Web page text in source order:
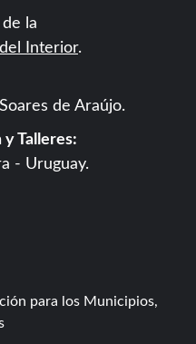
la
Interior.
de Araújo.
Talleres:
- Uruguay.
para los Municipios,